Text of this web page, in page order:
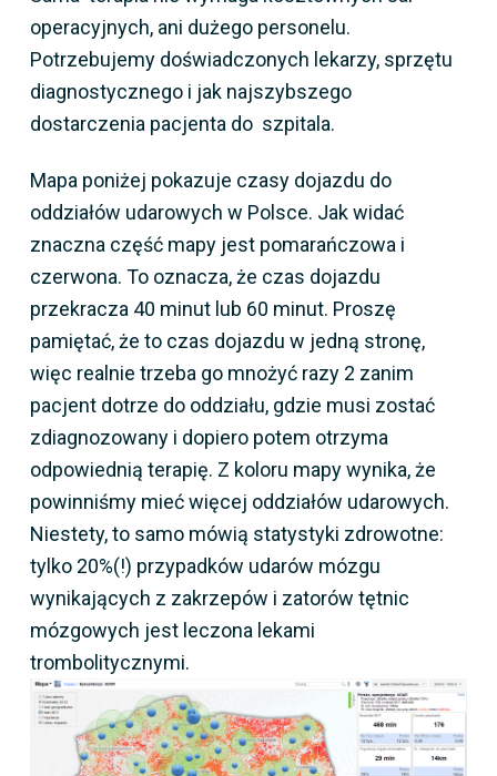
operacyjnych, ani dużego personelu.
Potrzebujemy doświadczonych lekarzy, sprzętu
diagnostycznego i jak najszybszego
dostarczenia pacjenta do szpitala.
Mapa poniżej pokazuje czasy dojazdu do
oddziałów udarowych w Polsce. Jak widać
znaczna część mapy jest pomarańczowa i
czerwona. To oznacza, że czas dojazdu
przekracza 40 minut lub 60 minut. Proszę
pamiętać, że to czas dojazdu w jedną stronę,
więc realnie trzeba go mnożyć razy 2 zanim
pacjent dotrze do oddziału, gdzie musi zostać
zdiagnozowany i dopiero potem otrzyma
odpowiednią terapię. Z koloru mapy wynika, że
powinniśmy mieć więcej oddziałów udarowych.
Niestety, to samo mówią statystyki zdrowotne:
tylko 20%(!) przypadków udarów mózgu
wynikających z zakrzepów i zatorów tętnic
mózgowych jest leczona lekami
trombolitycznymi.